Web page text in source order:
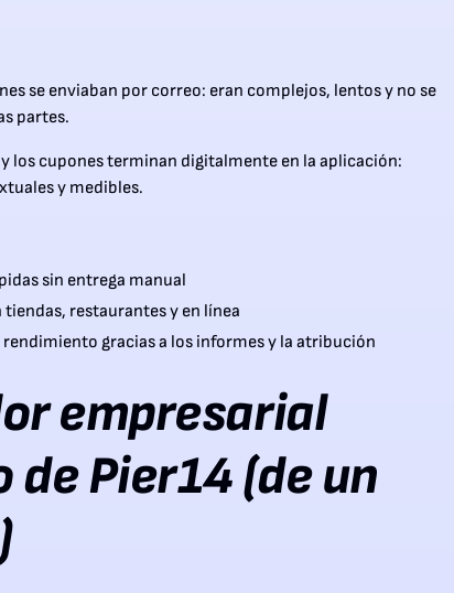
se enviaban por correo: eran complejos, lentos y no se
partes.
los cupones terminan digitalmente en la aplicación:
y medibles.
sin entrega manual
restaurantes y en línea
gracias a los informes y la atribución
empresarial
de Pier14 (de un